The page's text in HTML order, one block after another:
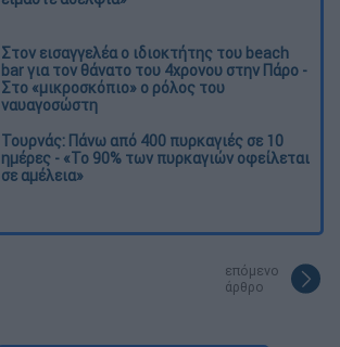
Στον εισαγγελέα ο ιδιοκτήτης του beach
bar για τον θάνατο του 4χρονου στην Πάρο -
Στο «μικροσκόπιο» ο ρόλος του
ναυαγοσώστη
Τουρνάς: Πάνω από 400 πυρκαγιές σε 10
ημέρες - «Το 90% των πυρκαγιών οφείλεται
σε αμέλεια»
επόμενο
άρθρο